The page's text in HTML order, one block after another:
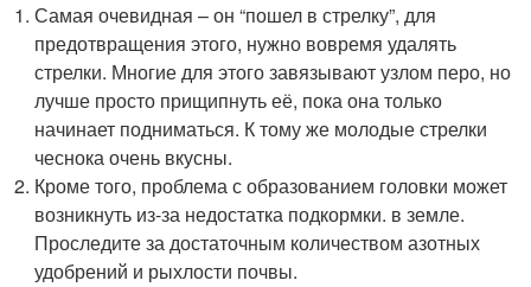
Самая очевидная – он “пошел в стрелку”, для
предотвращения этого, нужно вовремя удалять
стрелки. Многие для этого завязывают узлом перо, но
лучше просто прищипнуть её, пока она только
начинает подниматься. К тому же молодые стрелки
чеснока очень вкусны.
Кроме того, проблема с образованием головки может
возникнуть из-за недостатка подкормки. в земле.
Проследите за достаточным количеством азотных
удобрений и рыхлости почвы.